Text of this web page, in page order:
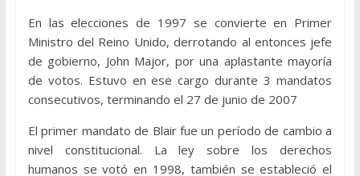
En las elecciones de 1997 se convierte en Primer
Ministro del Reino Unido, derrotando al entonces jefe
de gobierno, John Major, por una aplastante mayoría
de votos. Estuvo en ese cargo durante 3 mandatos
consecutivos, terminando el 27 de junio de 2007
El primer mandato de Blair fue un período de cambio a
nivel constitucional. La ley sobre los derechos
humanos se votó en 1998, también se estableció el